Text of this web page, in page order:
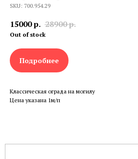
SKU: 700.954.29
15000р. 28900р.
Out of stock
Подробнее
Классическая ограда на могилу
Цена указана 1м/п